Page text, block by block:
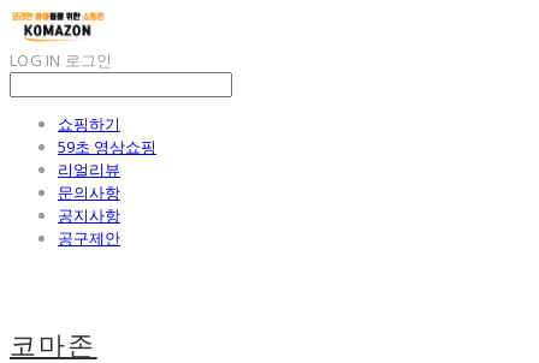
LOG IN 로그인
쇼핑하기
59초 영상쇼핑
리얼리뷰
문의사항
공지사항
공구제안
코마존